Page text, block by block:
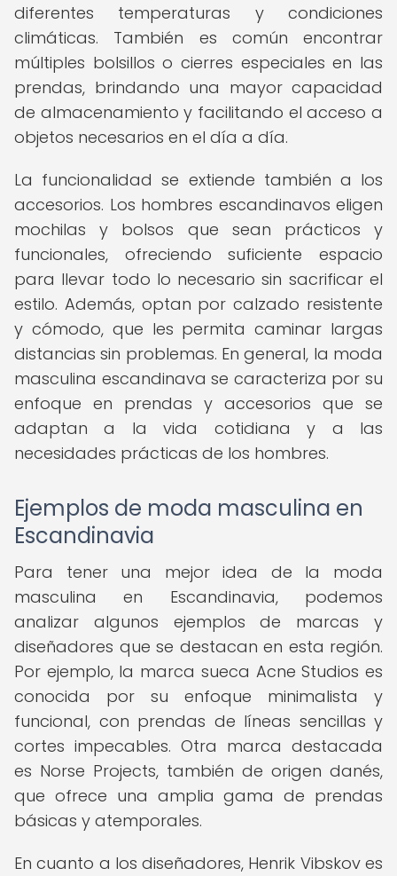
diferentes temperaturas y condiciones
climáticas. También es común encontrar
múltiples bolsillos o cierres especiales en las
prendas, brindando una mayor capacidad
de almacenamiento y facilitando el acceso a
objetos necesarios en el día a día.
La funcionalidad se extiende también a los
accesorios. Los hombres escandinavos eligen
mochilas y bolsos que sean prácticos y
funcionales, ofreciendo suficiente espacio
para llevar todo lo necesario sin sacrificar el
estilo. Además, optan por calzado resistente
y cómodo, que les permita caminar largas
distancias sin problemas. En general, la moda
masculina escandinava se caracteriza por su
enfoque en prendas y accesorios que se
adaptan a la vida cotidiana y a las
necesidades prácticas de los hombres.
Ejemplos de moda masculina en
Escandinavia
Para tener una mejor idea de la moda
masculina en Escandinavia, podemos
analizar algunos ejemplos de marcas y
diseñadores que se destacan en esta región.
Por ejemplo, la marca sueca Acne Studios es
conocida por su enfoque minimalista y
funcional, con prendas de líneas sencillas y
cortes impecables. Otra marca destacada
es Norse Projects, también de origen danés,
que ofrece una amplia gama de prendas
básicas y atemporales.
En cuanto a los diseñadores, Henrik Vibskov es